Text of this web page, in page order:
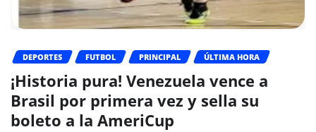
DEPORTES FUTBOL PRINCIPAL ÚLTIMA HORA
¡Historia pura! Venezuela vence a
Brasil por primera vez y sella su
boleto a la AmeriCup